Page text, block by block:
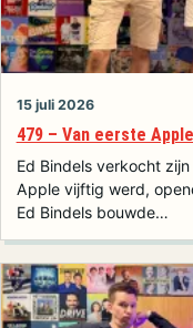
15 juli 2026
479 – Van eerste
Ed Bindels verkocht
Apple vijftig werd,
Ed Bindels bouwde…